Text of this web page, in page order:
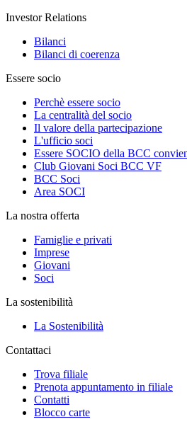
Investor Relations
Bilanci
Bilanci di coerenza
Essere socio
Perchè essere socio
La centralità del socio
Il valore della partecipazione
L'ufficio soci
Essere SOCIO della BCC
Club Giovani Soci BCC VF
BCC Soci
Area SOCI
La nostra offerta
Famiglie e privati
Imprese
Giovani
Soci
La sostenibilità
La Sostenibilità
Contattaci
Trova filiale
Prenota appuntamento in filiale
Contatti
Blocco carte